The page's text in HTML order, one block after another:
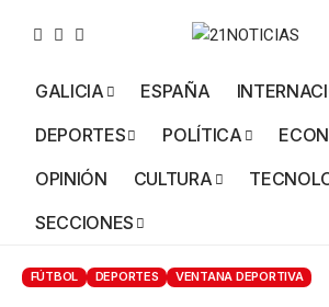
GALICIA ESPAÑA
DEPORTES
POLÍTICA
OPINIÓN
CULTURA
SECCIONES
FÚTBOL DEPORTES VENTANA DEPORTIVA